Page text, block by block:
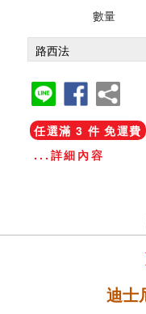
數量
任選滿 3 件 免運費
...詳細內容